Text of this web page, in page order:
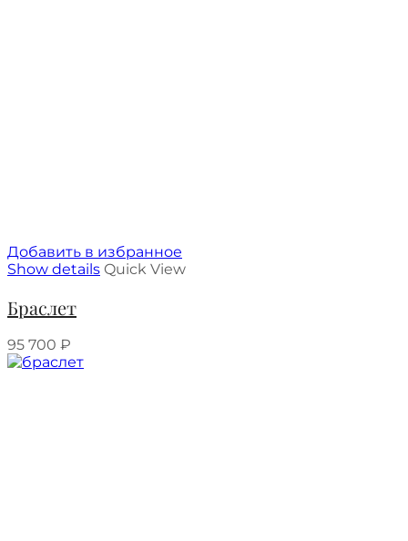
Добавить в избранное
Show details Quick View
Браслет
95 700 ₽